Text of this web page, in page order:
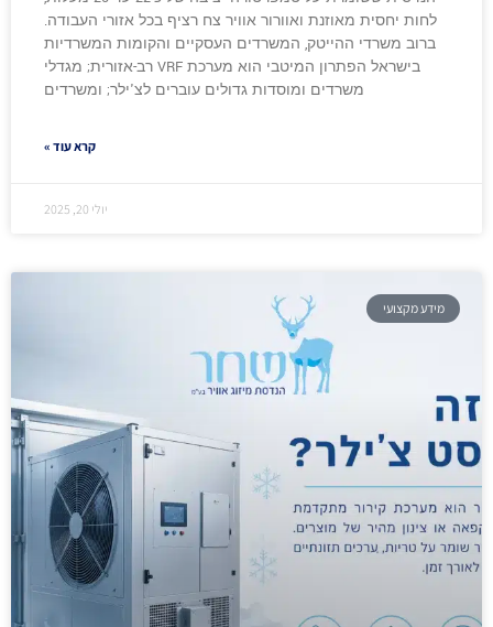
לחות יחסית מאוזנת ואוורור אוויר צח רציף בכל אזורי העבודה.
ברוב משרדי ההייטק, המשרדים העסקיים והקומות המשרדיות
בישראל הפתרון המיטבי הוא מערכת VRF רב-אזורית; מגדלי
משרדים ומוסדות גדולים עוברים לצ'ילר; ומשרדים
קרא עוד »
יולי 20, 2025
מידע מקצועי